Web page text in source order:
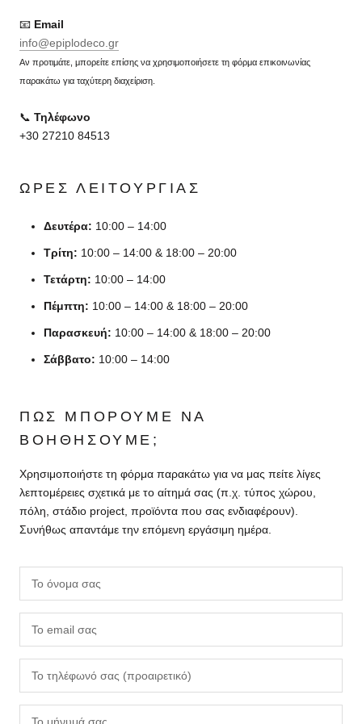
📧 Email
info@epiplodeco.gr
Αν προτιμάτε, μπορείτε επίσης να χρησιμοποιήσετε τη φόρμα επικοινωνίας
παρακάτω για ταχύτερη διαχείριση.
📞 Τηλέφωνο
+30 27210 84513
ΏΡΕΣ ΛΕΙΤΟΥΡΓΊΑΣ
Δευτέρα: 10:00 – 14:00
Τρίτη: 10:00 – 14:00 & 18:00 – 20:00
Τετάρτη: 10:00 – 14:00
Πέμπτη: 10:00 – 14:00 & 18:00 – 20:00
Παρασκευή: 10:00 – 14:00 & 18:00 – 20:00
Σάββατο: 10:00 – 14:00
ΠΏΣ ΜΠΟΡΟΎΜΕ ΝΑ
ΒΟΗΘΉΣΟΥΜΕ;
Χρησιμοποιήστε τη φόρμα παρακάτω για να μας πείτε λίγες
λεπτομέρειες σχετικά με το αίτημά σας (π.χ. τύπος χώρου,
πόλη, στάδιο project, προϊόντα που σας ενδιαφέρουν).
Συνήθως απαντάμε την επόμενη εργάσιμη ημέρα.